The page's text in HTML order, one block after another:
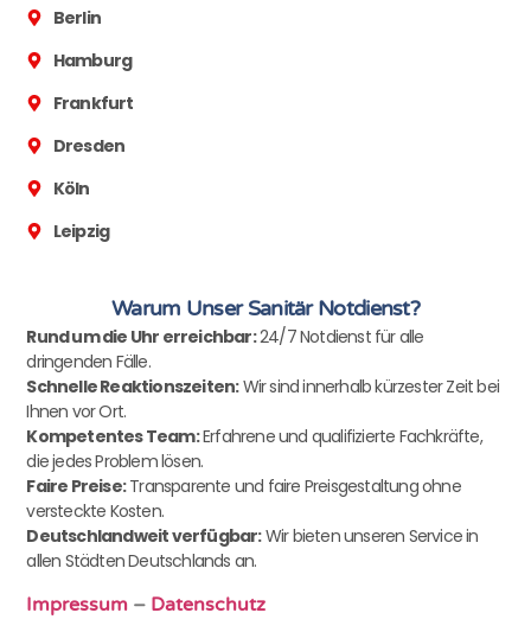
Berlin
Hamburg
Frankfurt
Dresden
Köln
Leipzig
Warum Unser Sanitär Notdienst?
Rund um die Uhr erreichbar:24/7 Notdienst für alle
dringenden Fälle.
Schnelle Reaktionszeiten:Wir sind innerhalb kürzester Zeit bei
Ihnen vor Ort.
Kompetentes Team:Erfahrene und qualifizierte Fachkräfte,
die jedes Problem lösen.
Faire Preise:Transparente und faire Preisgestaltung ohne
versteckte Kosten.
Deutschlandweit verfügbar:Wir bieten unseren Service in
allen Städten Deutschlands an.
Impressum – Datenschutz